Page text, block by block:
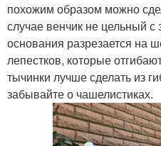
похожим образом можно
случае венчик не цельный с
основания разрезается на
лепестков, которые
тычинки лучше сделать из
забывайте о чашелистиках.